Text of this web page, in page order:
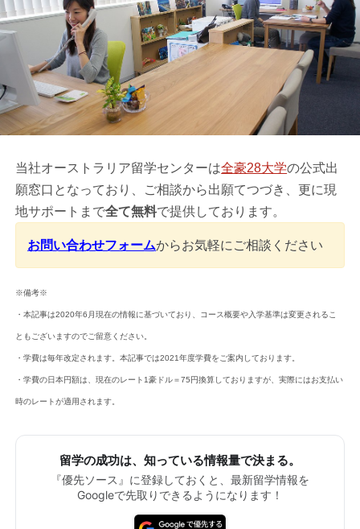
当社オーストラリア留学センターは全豪28大学の公式出
願窓口となっており、ご相談から出願てつづき、更に現
地サポートまで全て無料で提供しております。
お問い合わせフォームからお気軽にご相談ください
※備考※
・本記事は2020年6月現在の情報に基づいており、コース概要や入学基準は変更されるこ
ともございますのでご留意ください。
・学費は毎年改定されます。本記事では2021年度学費をご案内しております。
・学費の日本円額は、現在のレート1豪ドル＝75円換算しておりますが、実際にはお支払い
時のレートが適用されます。
留学の成功は、知っている情報量で決まる。
『優先ソース』に登録しておくと、最新留学情報を
Googleで先取りできるようになります！